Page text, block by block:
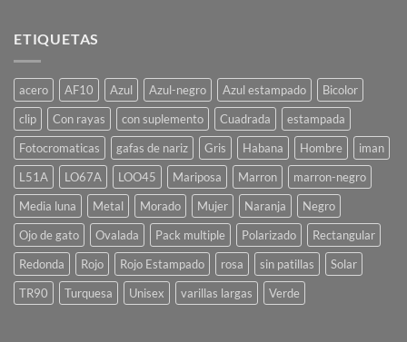
ETIQUETAS
acero AF10 Azul Azul-negro Azul estampado
Bicolor
clip
Con rayas con suplemento Cuadrada
estampada
Fotocromaticas
gafas de nariz Gris Habana Hombre
iman
L51A
LO67A LOO45 Mariposa Marron
marron-negro
Media luna
Metal Morado Mujer Naranja
Negro
Ojo de gato
Ovalada Pack multiple Polarizado
Rectangular
Redonda
Rojo Rojo Estampado rosa sin patillas
Solar
TR90
Turquesa Unisex varillas largas Verde